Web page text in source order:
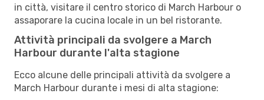
in città, visitare il centro storico di March Harbour o
assaporare la cucina locale in un bel ristorante.
Attività principali da svolgere a March
Harbour durante l'alta stagione
Ecco alcune delle principali attività da svolgere a
March Harbour durante i mesi di alta stagione: